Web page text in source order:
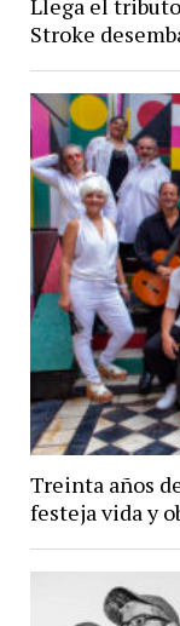
Llega el
Stroke
Treinta años
festeja vida y